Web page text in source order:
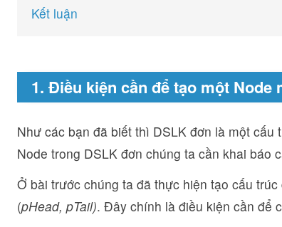
Kết luận
1. Điều kiện cần để tạo một
Như các bạn đã biết thì DSLK đơn là một
Node trong DSLK đơn chúng ta cần khai báo
Ở bài trước chúng ta đã thực hiện tạo cấu
(pHead, pTail). Đây chính là điều kiện cần để